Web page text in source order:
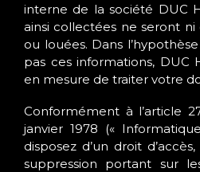
interne de la société DUC
ainsi collectées ne seront ni
ou louées. Dans
pas ces informations, DUC
en mesure de traiter votre
Conformément à l’article
janvier 1978 («
disposez d’un droit
suppression portant sur